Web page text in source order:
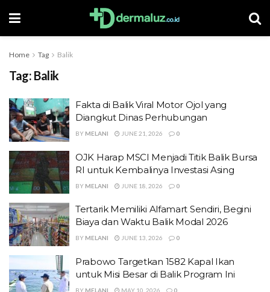
Home Tag Balik
Tag: Balik
Fakta di Balik Viral Motor Ojol yang
Diangkut Dinas Perhubungan
BY MELANI JUNE 21, 2026 0
OJK Harap MSCI Menjadi Titik Balik Bursa
RI untuk Kembalinya Investasi Asing
BY MELANI JUNE 18, 2026 0
Tertarik Memiliki Alfamart Sendiri, Begini
Biaya dan Waktu Balik Modal 2026
BY MELANI JUNE 13, 2026 0
Prabowo Targetkan 1582 Kapal Ikan
untuk Misi Besar di Balik Program Ini
BY MELANI MAY 10, 2026 0